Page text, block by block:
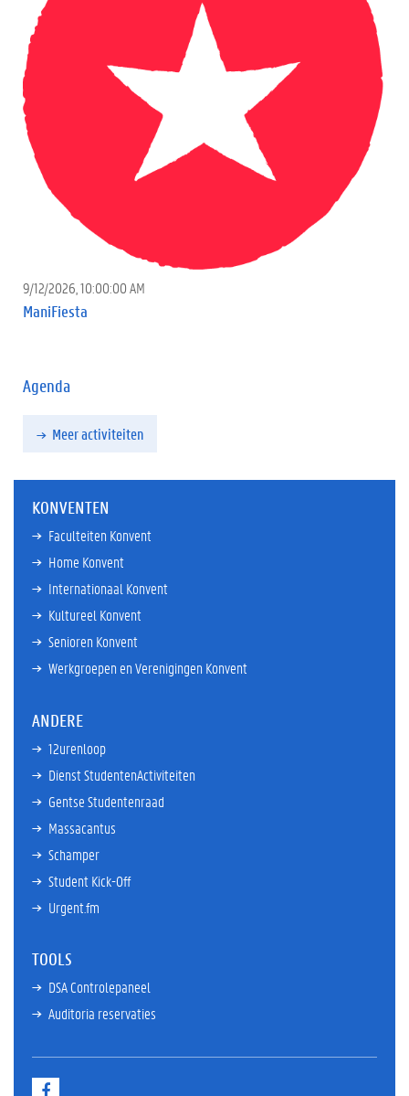
9/12/2026, 10:00:00 AM
ManiFiesta
Agenda
Meer activiteiten
KONVENTEN
Faculteiten Konvent
Home Konvent
Internationaal Konvent
Kultureel Konvent
Senioren Konvent
Werkgroepen en Verenigingen Konvent
ANDERE
12urenloop
Dienst StudentenActiviteiten
Gentse Studentenraad
Massacantus
Schamper
Student Kick-Off
Urgent.fm
TOOLS
DSA Controlepaneel
Auditoria reservaties